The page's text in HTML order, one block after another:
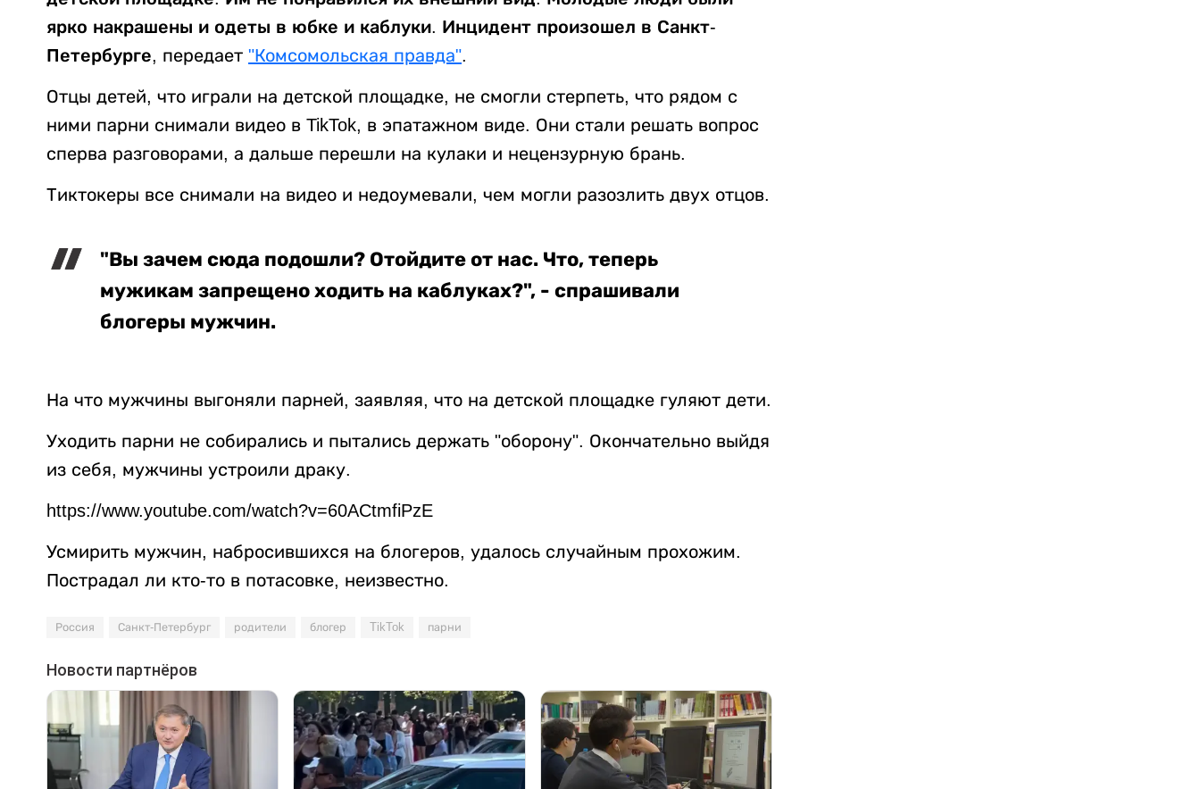
ярко накрашены и одеты в юбке и каблуки. Инцидент произошел в Санкт-
Петербурге, передает "Комсомольская правда".
Отцы детей, что играли на детской площадке, не смогли стерпеть, что рядом с
ними парни снимали видео в TikTok, в эпатажном виде. Они стали решать вопрос
сперва разговорами, а дальше перешли на кулаки и нецензурную брань.
Тиктокеры все снимали на видео и недоумевали, чем могли разозлить двух отцов.
"Вы зачем сюда подошли? Отойдите от нас. Что, теперь
мужикам запрещено ходить на каблуках?", - спрашивали
блогеры мужчин.
На что мужчины выгоняли парней, заявляя, что на детской площадке гуляют дети.
Уходить парни не собирались и пытались держать "оборону". Окончательно выйдя
из себя, мужчины устроили драку.
https://www.youtube.com/watch?v=60ACtmfiPzE
Усмирить мужчин, набросившихся на блогеров, удалось случайным прохожим.
Пострадал ли кто-то в потасовке, неизвестно.
Россия Санкт-Петербург родители блогер TikTok парни